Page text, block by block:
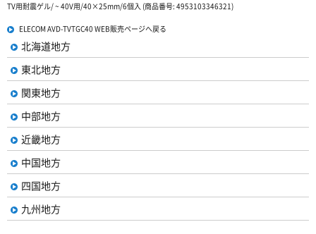
TV用耐震ゲル/ ~ 40V用/40×25mm/6個入 (商品番号: 4953103346321)
ELECOM AVD-TVTGC40 WEB販売ページへ戻る
北海道地方
東北地方
関東地方
中部地方
近畿地方
中国地方
四国地方
九州地方